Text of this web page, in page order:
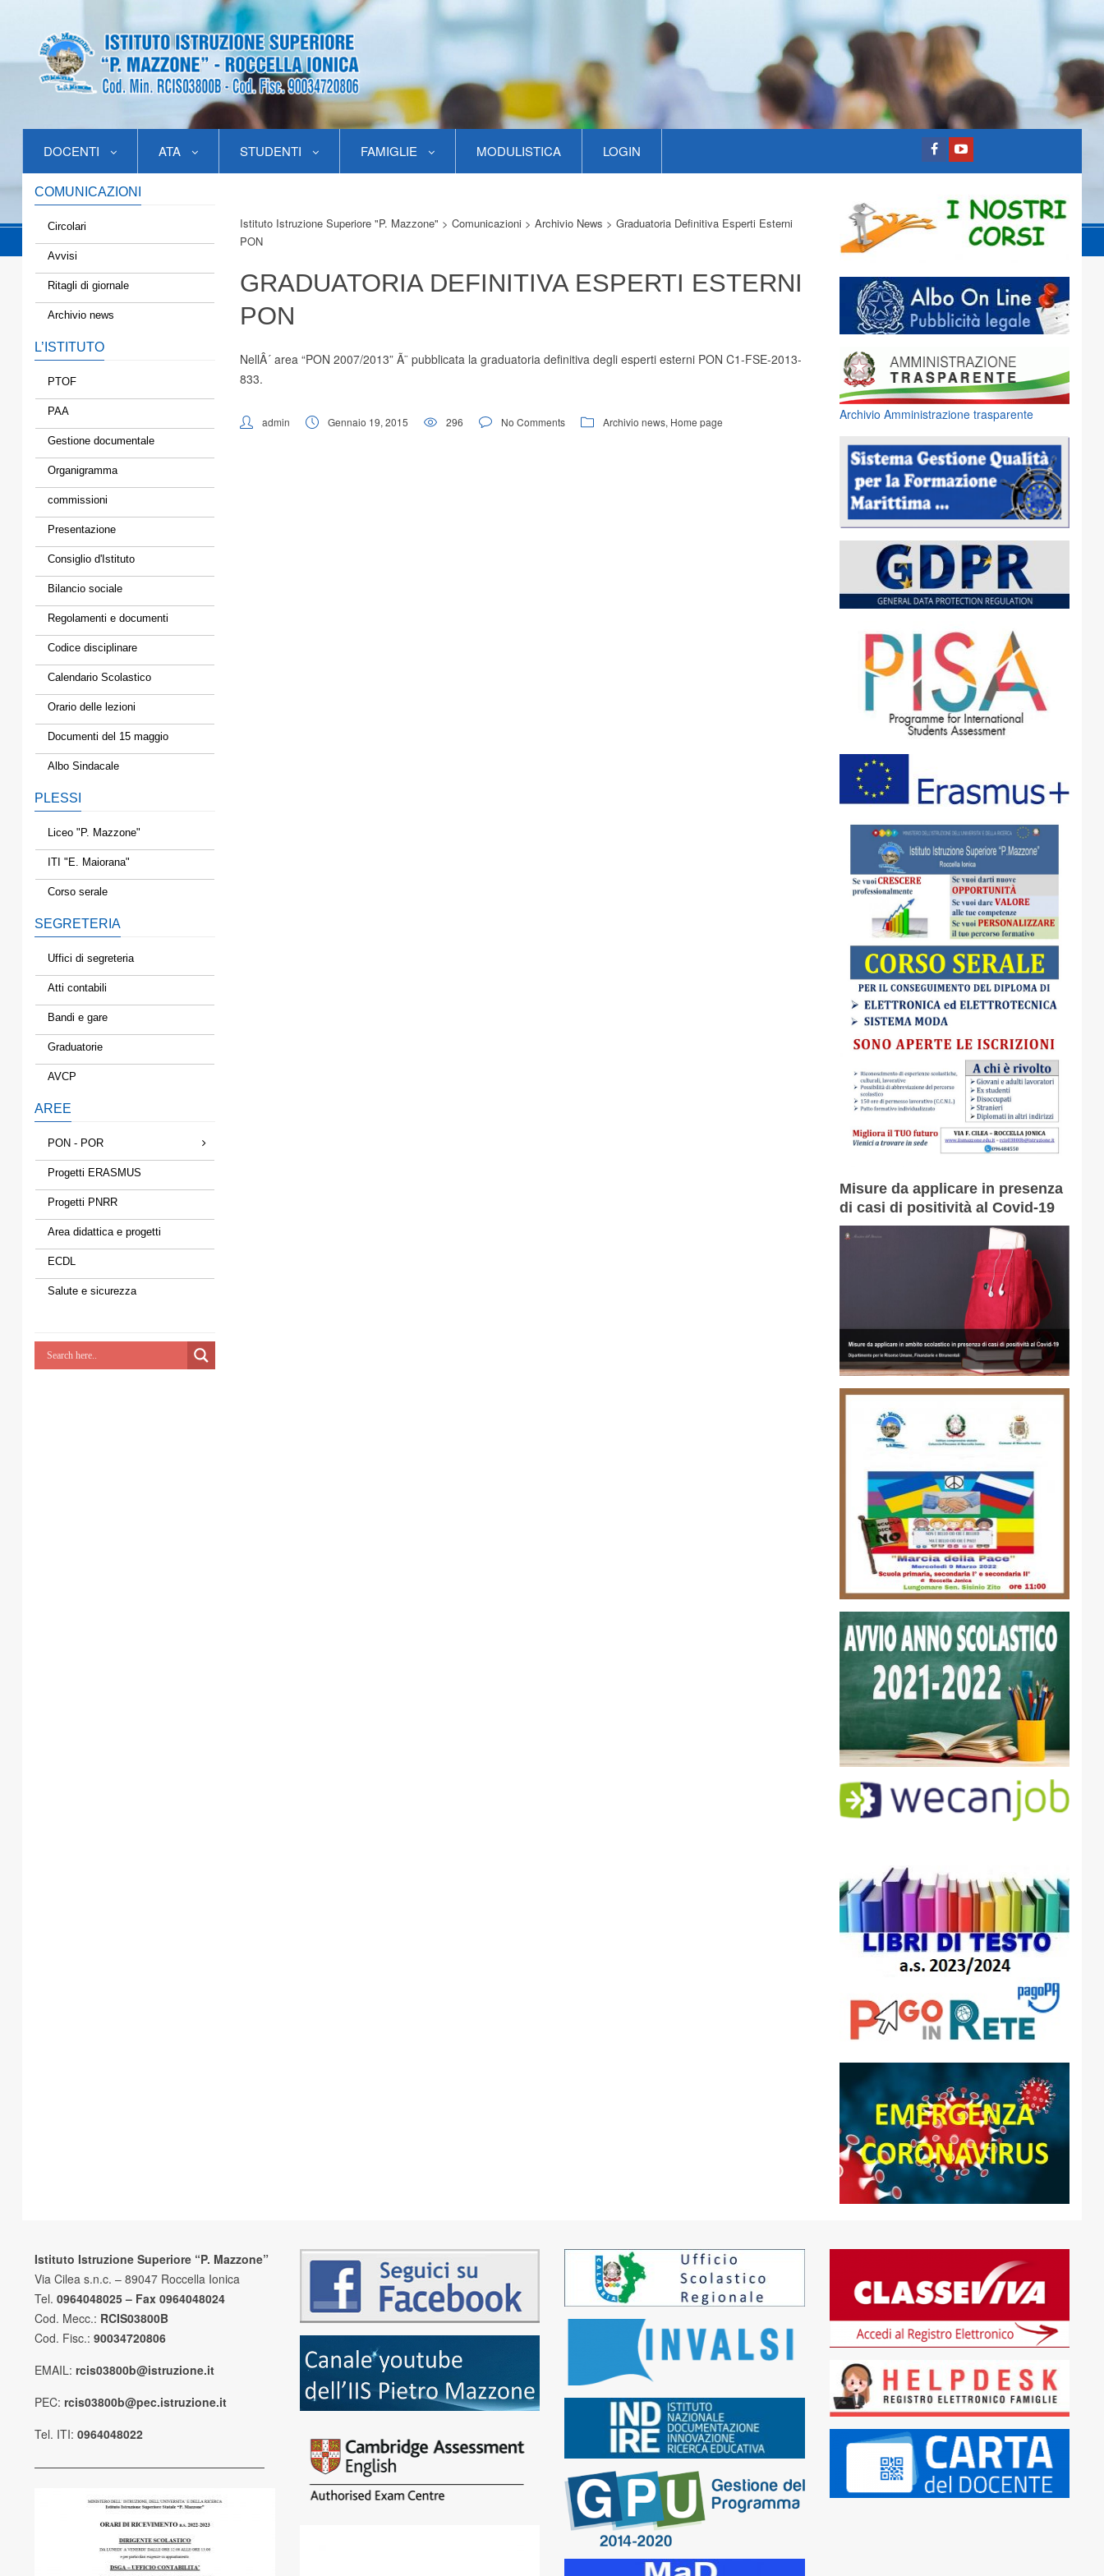
DOCENTI ATA STUDENTI FAMIGLIE MODULISTICA LOGIN
COMUNICAZIONI
Circolari
Avvisi
Ritagli di giornale
Archivio news
L’ISTITUTO
PTOF
PAA
Gestione documentale
Organigramma
commissioni
Presentazione
Consiglio d'Istituto
Bilancio sociale
Regolamenti e documenti
Codice disciplinare
Calendario Scolastico
Orario delle lezioni
Documenti del 15 maggio
Albo Sindacale
PLESSI
Liceo "P. Mazzone"
ITI "E. Maiorana"
Corso serale
SEGRETERIA
Uffici di segreteria
Atti contabili
Bandi e gare
Graduatorie
AVCP
AREE
PON - POR
Progetti ERASMUS
Progetti PNRR
Area didattica e progetti
ECDL
Salute e sicurezza
Istituto Istruzione Superiore "P. Mazzone" > Comunicazioni > Archivio News > Graduatoria Definitiva Esperti Esterni
PON
GRADUATORIA DEFINITIVA ESPERTI ESTERNI
PON
NellÂ´ area “PON 2007/2013” Ã¨ pubblicata la graduatoria definitiva degli esperti esterni PON C1-FSE-2013-
833.
admin Gennaio 19, 2015 296 No Comments Archivio news, Home page Archivio Amministrazione trasparente
Misure da applicare in presenza
di casi di positività al Covid-19
Istituto Istruzione Superiore “P. Mazzone”
Via Cilea s.n.c. – 89047 Roccella Ionica
Tel. 0964048025 – Fax 0964048024
Cod. Mecc.: RCIS03800B
Cod. Fisc.: 90034720806
EMAIL: rcis03800b@istruzione.it
PEC: rcis03800b@pec.istruzione.it
Tel. ITI: 0964048022
————————————————————